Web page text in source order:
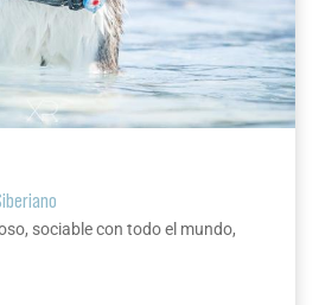
sociable con todo el mundo,